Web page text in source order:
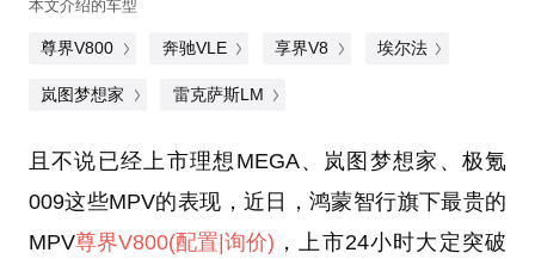
本文介绍的车型
尊界V800 奔驰VLE 享界V8 埃尔法
岚图梦想家 雷克萨斯LM
且不说已经上市理想MEGA、岚图梦想家、极氪
009这些MPV的表现，近日，鸿蒙智行旗下最贵的
MPV尊界V800(配置|询价) ，上市24小时大定突破